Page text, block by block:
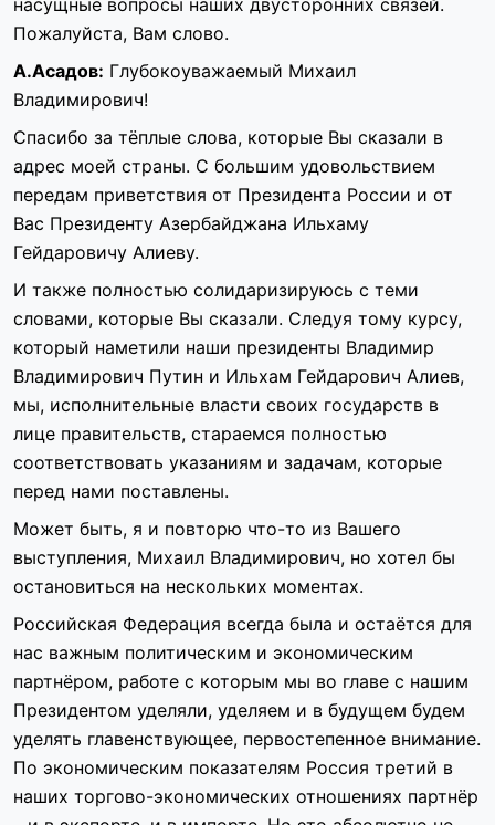
насущные вопросы наших двусторонних связей.
Пожалуйста, Вам слово.
А.Асадов: Глубокоуважаемый Михаил
Владимирович!
Спасибо за тёплые слова, которые Вы сказали в
адрес моей страны. С большим удовольствием
передам приветствия от Президента России и от
Вас Президенту Азербайджана Ильхаму
Гейдаровичу Алиеву.
И также полностью солидаризируюсь с теми
словами, которые Вы сказали. Следуя тому курсу,
который наметили наши президенты Владимир
Владимирович Путин и Ильхам Гейдарович Алиев,
мы, исполнительные власти своих государств в
лице правительств, стараемся полностью
соответствовать указаниям и задачам, которые
перед нами поставлены.
Может быть, я и повторю что-то из Вашего
выступления, Михаил Владимирович, но хотел бы
остановиться на нескольких моментах.
Российская Федерация всегда была и остаётся для
нас важным политическим и экономическим
партнёром, работе с которым мы во главе с нашим
Президентом уделяли, уделяем и в будущем будем
уделять главенствующее, первостепенное внимание.
По экономическим показателям Россия третий в
наших торгово-экономических отношениях партнёр